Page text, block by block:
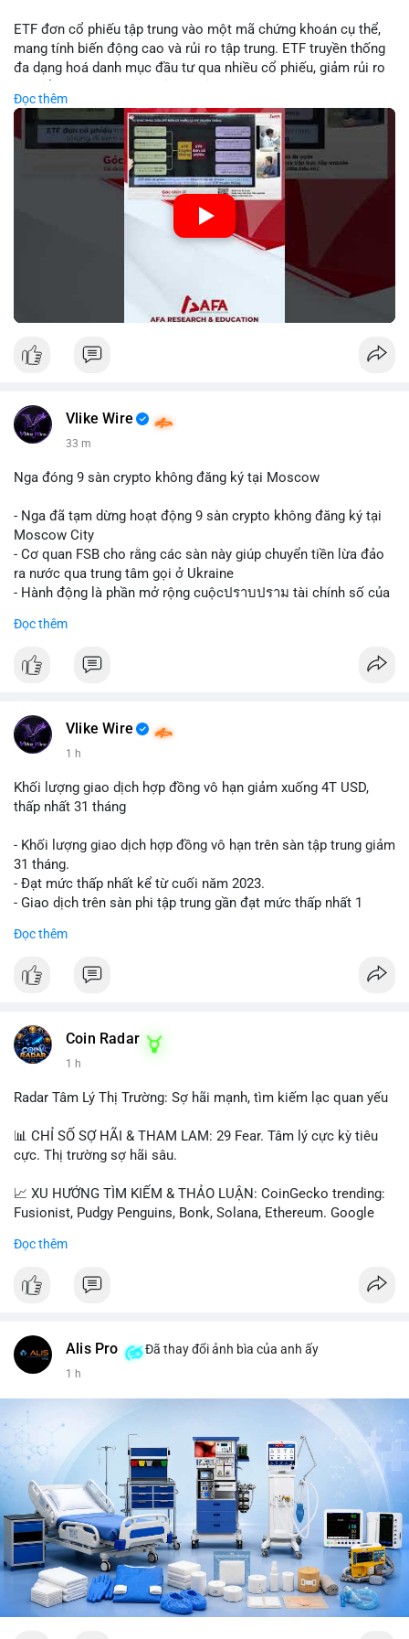
ETF đơn cổ phiếu tập trung vào một mã chứng khoán cụ thể,
mang tính biến động cao và rủi ro tập trung. ETF truyền thống
đa dạng hoá danh mục đầu tư qua nhiều cổ phiếu, giảm rủi ro
sản và mức độ tiếp xúc với thị trường.
🎥 Xem video trực tiếp tại:
Nguồn: Tài chính & Kinh doanh
Đọc thêm
Vlike Wire
33 m
Nga đóng 9 sàn crypto không đăng ký tại Moscow
- Nga đã tạm dừng hoạt động 9 sàn crypto không đăng ký tại
Moscow City
- Cơ quan FSB cho rằng các sàn này giúp chuyển tiền lừa đảo
ra nước qua trung tâm gọi ở Ukraine
- Hành động là phần mở rộng cuộcปราบปราม tài chính số của
📰 Nguồn: Cointelegraph
Đọc thêm
Vlike Wire
1 h
Khối lượng giao dịch hợp đồng vô hạn giảm xuống 4T USD,
thấp nhất 31 tháng
- Khối lượng giao dịch hợp đồng vô hạn trên sàn tập trung giảm
31 tháng.
- Đạt mức thấp nhất kể từ cuối năm 2023.
- Giao dịch trên sàn phi tập trung gần đạt mức thấp nhất 1
#vlikevn #titanbot
Đọc thêm
Coin Radar
1 h
Radar Tâm Lý Thị Trường: Sợ hãi mạnh, tìm kiếm lạc quan yếu
📊 CHỈ SỐ SỢ HÃI & THAM LAM: 29 Fear. Tâm lý cực kỳ tiêu
cực. Thị trường sợ hãi sâu.
📈 XU HƯỚNG TÌM KIẾM & THẢO LUẬN: CoinGecko trending:
Fusionist, Pudgy Penguins, Bonk, Solana, Ethereum. Google
tiêu, vũ khí hạt nhân, đội tuyển Brasil, cúp U20 Châu Á.
UFC 310, Premier League, Champions League, NCAA Football,
MrBeast, Google. Binance Square: nhiều post về lệnh long, lợi
nhuận, $HFT/$SKYAI, $RIVER, $WLD, $ALLO, Top trader 30
💬 DÒNG CHẢY TIN TỨC & TRUYỀN THÔNG: Telegram
CoinTelegraph: Saylor nói Bitcoin không cần rõ ràng, Mỹ cần
rõ ràng; CEX futures volume giảm xuống $4 tỷ trong tháng 7,
thấp nhất từ tháng 12/2023; Prophet Market ra mắt thị trường
dự đoán human vs AI; Trump nói crypto làเรื่อง lớn, người dùng
Bitcoin giảm áp lực cho đồng đô la; Thượng viện Mỹ đẩy lại bỏ
Clarity Act đến tháng 9. Telegram Binance: hỗ trợ trả os cổ tức
AAPL, IBM qua bStocks; MMT Trading Tournament lên tới 2
triệu voucher; Power Protocol Trading Competition; mở rộng
campagna airdrop USD1 đến 07/08/2026; hoàn thành tích hợp
MMT trên BNB Smart Chain. Tin tức gần đây: sau tang lễ
Đọc thêm
Alis Pro Đã thay đổi ảnh bìa của anh ấy
1 h